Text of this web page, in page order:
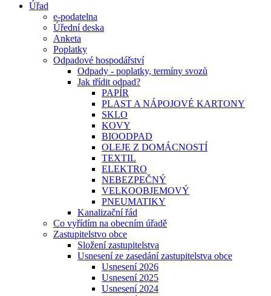
Úřad
e-podatelna
Úřední deska
Anketa
Poplatky
Odpadové hospodářství
Odpady - poplatky, termíny svozů
Jak třídit odpad?
PAPÍR
PLAST A NÁPOJOVÉ KARTONY
SKLO
KOVY
BIOODPAD
OLEJE Z DOMÁCNOSTÍ
TEXTIL
ELEKTRO
NEBEZPEČNÝ
VELKOOBJEMOVÝ
PNEUMATIKY
Kanalizační řád
Co vyřídím na obecním úřadě
Zastupitelstvo obce
Složení zastupitelstva
Usnesení ze zasedání zastupitelstva obce
Usnesení 2026
Usnesení 2025
Usnesení 2024